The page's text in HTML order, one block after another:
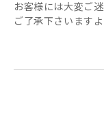
お客様には大変ご
ご了承下さいます